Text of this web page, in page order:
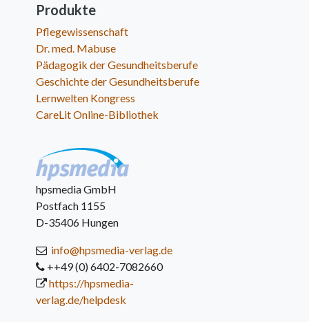
Produkte
Pflegewissenschaft
Dr. med. Mabuse
Pädagogik der Gesundheitsberufe
Geschichte der Gesundheitsberufe
Lernwelten Kongress
CareLit Online-Bibliothek
hpsmedia GmbH
Postfach 1155
D-35406 Hungen
info@hpsmedia-verlag.de
++49 (0) 6402-7082660
https://hpsmedia-
verlag.de/helpdesk